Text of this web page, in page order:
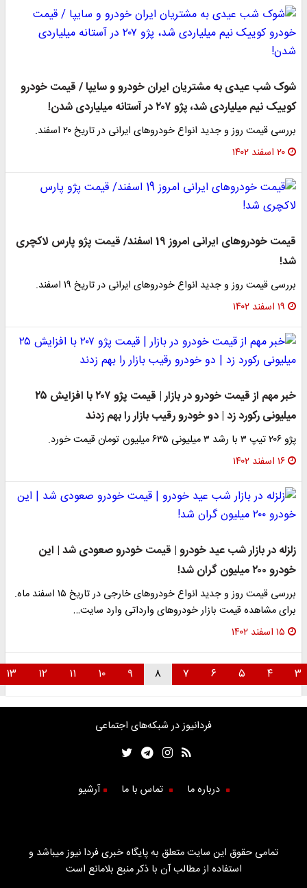
شوک شب عیدی به مشتریان ایران خودرو و سایپا / قیمت خودرو
کوییک نیم میلیاردی شد، پژو ۲۰۷ در آستانه میلیاردی شدن!
بررسی قیمت روز و جدید انواع خودروهای ایرانی در تاریخ ۲۰ اسفند.
۲۰ اسفند ۱۴۰۲
قیمت خودروهای ایرانی امروز 19 اسفند/ قیمت پژو پارس لاکچری
شد!
بررسی قیمت روز و جدید انواع خودروهای ایرانی در تاریخ ۱۹ اسفند.
۱۹ اسفند ۱۴۰۲
خبر مهم از قیمت خودرو در بازار | قیمت پژو ۲۰۷ با افزایش ۲۵
میلیونی رکورد زد | دو خودرو رقیب بازار را بهم زدند
پژو ۲۰۶ تیپ ۳ با رشد ۳ میلیونی ۶۳۵ میلیون تومان قیمت خورد.
۱۶ اسفند ۱۴۰۲
زلزله در بازار شب عید خودرو | قیمت خودرو صعودی شد | این
خودرو ۲۰۰ میلیون گران شد!
بررسی قیمت روز و جدید انواع خودروهای خارجی در تاریخ ۱۵ اسفند ماه.
برای مشاهده قیمت بازار خودروهای وارداتی وارد سایت…
۱۵ اسفند ۱۴۰۲
۳ ۴ ۵ ۶ ۷ ۸ ۹ ۱۰ ۱۱ ۱۲ ۱۳
فردانیوز در شبکه‌های اجتماعی
درباره ما تماس با ما آرشیو
تمامی حقوق این سایت متعلق به پایگاه خبری فردا نیوز میباشد و
استفاده از مطالب آن با ذکر منبع بلامانع است